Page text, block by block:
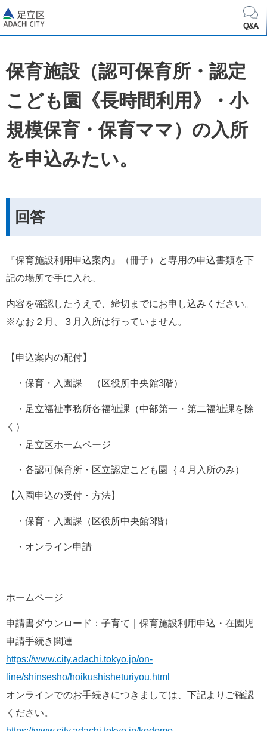
Q&A
保育施設（認可保育所・認定
こども園《長時間利用》・小
規模保育・保育ママ）の入所
を申込みたい。
回答
『保育施設利用申込案内』（冊子）と専用の申込書類を下
記の場所で手に入れ、
内容を確認したうえで、締切までにお申し込みください。
※なお２月、３月入所は行っていません。
【申込案内の配付】
・保育・入園課　（区役所中央館3階）
・足立福祉事務所各福祉課（中部第一・第二福祉課を除
く）
・足立区ホームページ
・各認可保育所・区立認定こども園｛４月入所のみ）
【入園申込の受付・方法】
・保育・入園課（区役所中央館3階）
・オンライン申請
ホームページ
申請書ダウンロード：子育て｜保育施設利用申込・在園児
申請手続き関連
https://www.city.adachi.tokyo.jp/on-
line/shinsesho/hoikushisheturiyou.html
オンラインでのお手続きにつきましては、下記よりご確認
ください。